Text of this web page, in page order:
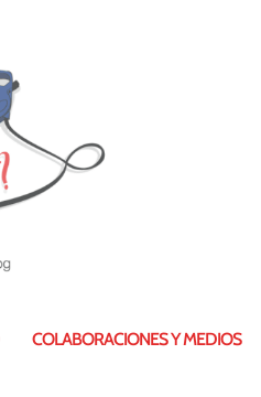
COLABORACIONES Y MEDIOS